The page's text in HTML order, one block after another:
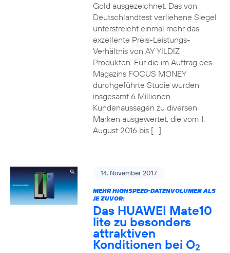
Gold ausgezeichnet. Das von
Deutschlandtest verliehene Siegel
unterstreicht einmal mehr das
exzellente Preis-Leistungs-
Verhältnis von AY YILDIZ
Produkten. Für die im Auftrag des
Magazins FOCUS MONEY
durchgeführte Studie wurden
insgesamt 6 Millionen
Kundenaussagen zu diversen
Marken ausgewertet, die vom 1.
August 2016 bis […]
14. November 2017
MEHR HIGHSPEED-DATENVOLUMEN ALS
JE ZUVOR:
Das HUAWEI Mate10
lite zu besonders
attraktiven
Konditionen bei O2